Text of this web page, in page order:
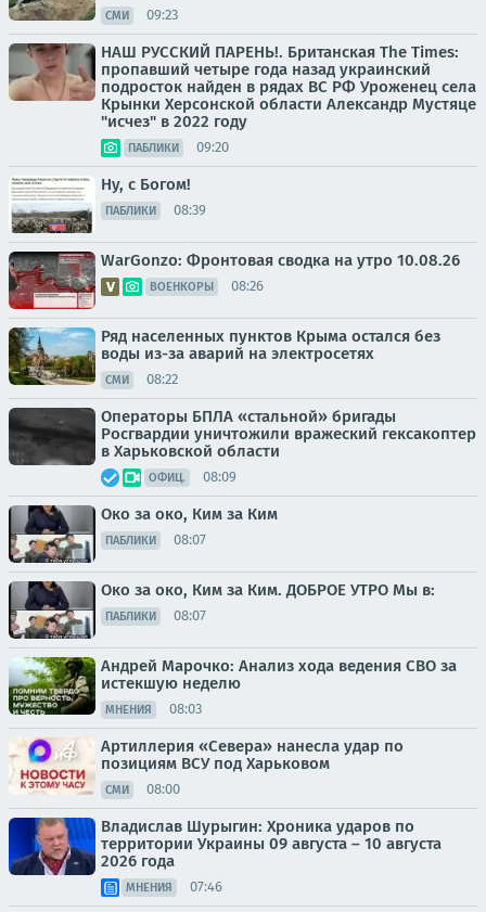
СМИ 09:23
НАШ РУССКИЙ ПАРЕНЬ!. Британская The Times:
пропавший четыре года назад украинский
подросток найден в рядах ВС РФ Уроженец села
Крынки Херсонской области Александр Мустяце
"исчез" в 2022 году
ПАБЛИКИ 09:20
Ну, с Богом!
ПАБЛИКИ 08:39
WarGonzo: Фронтовая сводка на утро 10.08.26
ВОЕНКОРЫ 08:26
Ряд населенных пунктов Крыма остался без
воды из-за аварий на электросетях
СМИ 08:22
Операторы БПЛА «стальной» бригады
Росгвардии уничтожили вражеский гексакоптер
в Харьковской области
ОФИЦ. 08:09
Око за око, Ким за Ким
ПАБЛИКИ 08:07
Око за око, Ким за Ким. ДОБРОЕ УТРО Мы в:
ПАБЛИКИ 08:07
Андрей Марочко: Анализ хода ведения СВО за
истекшую неделю
МНЕНИЯ 08:03
Артиллерия «Севера» нанесла удар по
позициям ВСУ под Харьковом
СМИ 08:00
Владислав Шурыгин: Хроника ударов по
территории Украины 09 августа – 10 августа
2026 года
МНЕНИЯ 07:46